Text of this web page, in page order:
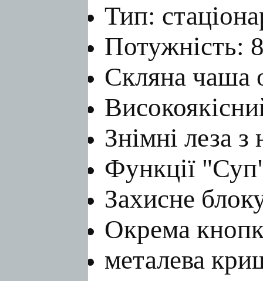
Тип:
Потужність:
Скляна чаша
Знімні леза з
Функції
Захисне
Окрема
металева